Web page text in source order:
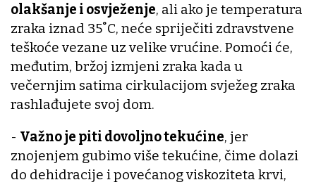
olakšanje i osvježenje, ali ako je temperatura
zraka iznad 35˚C, neće spriječiti zdravstvene
teškoće vezane uz velike vrućine. Pomoći će,
međutim, bržoj izmjeni zraka kada u
večernjim satima cirkulacijom svježeg zraka
rashlađujete svoj dom.
- Važno je piti dovoljno tekućine, jer
znojenjem gubimo više tekućine, čime dolazi
do dehidracije i povećanog viskoziteta krvi,